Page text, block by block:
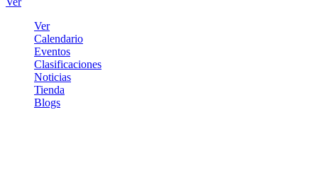
Ver
Calendario
Eventos
Clasificaciones
Noticias
Tienda
Blogs